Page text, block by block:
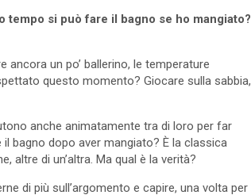
tempo si può fare il bagno se ho mangiato?
ancora un po’ ballerino, le temperature
questo momento? Giocare sulla sabbia,
anche animatamente tra di loro per far
bagno dopo aver mangiato? È la classica
altre di un’altra. Ma qual è la verità?
di più sull’argomento e capire, una volta per